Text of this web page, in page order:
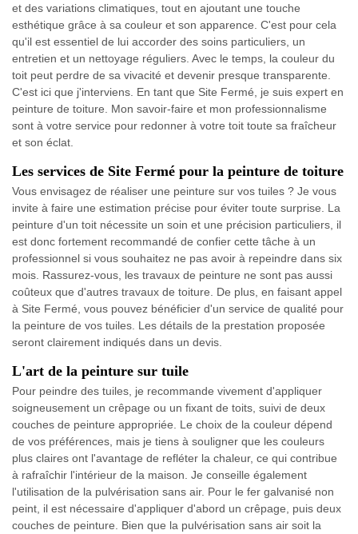
et des variations climatiques, tout en ajoutant une touche
esthétique grâce à sa couleur et son apparence. C'est pour cela
qu'il est essentiel de lui accorder des soins particuliers, un
entretien et un nettoyage réguliers. Avec le temps, la couleur du
toit peut perdre de sa vivacité et devenir presque transparente.
C'est ici que j'interviens. En tant que Site Fermé, je suis expert en
peinture de toiture. Mon savoir-faire et mon professionnalisme
sont à votre service pour redonner à votre toit toute sa fraîcheur
et son éclat.
Les services de Site Fermé pour la peinture de toiture
Vous envisagez de réaliser une peinture sur vos tuiles ? Je vous
invite à faire une estimation précise pour éviter toute surprise. La
peinture d'un toit nécessite un soin et une précision particuliers, il
est donc fortement recommandé de confier cette tâche à un
professionnel si vous souhaitez ne pas avoir à repeindre dans six
mois. Rassurez-vous, les travaux de peinture ne sont pas aussi
coûteux que d'autres travaux de toiture. De plus, en faisant appel
à Site Fermé, vous pouvez bénéficier d'un service de qualité pour
la peinture de vos tuiles. Les détails de la prestation proposée
seront clairement indiqués dans un devis.
L'art de la peinture sur tuile
Pour peindre des tuiles, je recommande vivement d'appliquer
soigneusement un crêpage ou un fixant de toits, suivi de deux
couches de peinture appropriée. Le choix de la couleur dépend
de vos préférences, mais je tiens à souligner que les couleurs
plus claires ont l'avantage de refléter la chaleur, ce qui contribue
à rafraîchir l'intérieur de la maison. Je conseille également
l'utilisation de la pulvérisation sans air. Pour le fer galvanisé non
peint, il est nécessaire d'appliquer d'abord un crêpage, puis deux
couches de peinture. Bien que la pulvérisation sans air soit la